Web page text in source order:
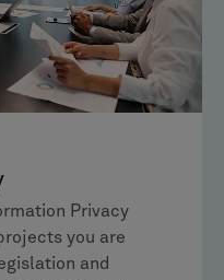
Privacy
you are
and